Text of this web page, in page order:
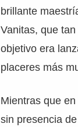
brillante
Vanitas, que
objetivo era
placeres más
Mientras que
sin presencia